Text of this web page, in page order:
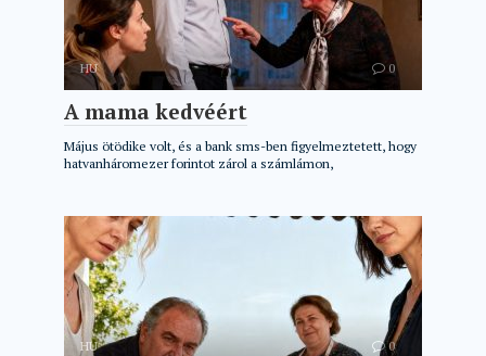
HU 0
A mama kedvéért
Május ötödike volt, és a bank sms-ben figyelmeztetett, hogy
hatvanháromezer forintot zárol a számlámon,
HU 0